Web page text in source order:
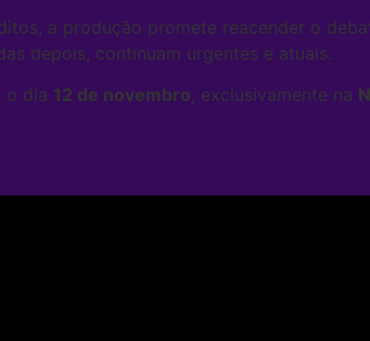
a produção promete reacender o
depois, continuam urgentes e atuais.
o dia 12 de novembro, exclusivamente na